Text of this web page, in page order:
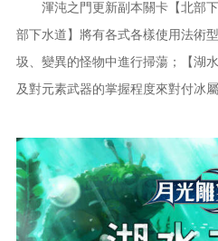
渾沌之門更新副本關卡【北部下
部下水道】將有各式各樣使用法術
圾、變異的怪物中進行掃蕩；【湖
及對元素武器的掌握程度來對付冰屬